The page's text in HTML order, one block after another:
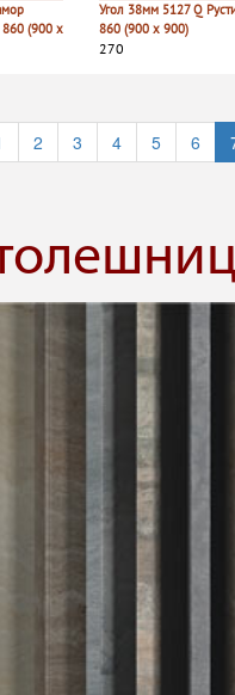
(900 х
Угол 38мм 5127 Q
860 (900 х 900)
270
2 3 4 5 6